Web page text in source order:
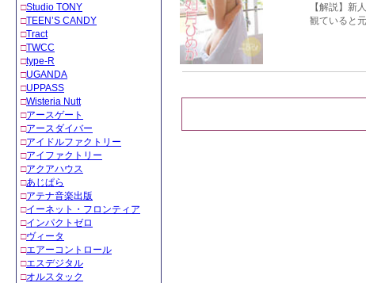
□Studio TONY
□TEEN’S CANDY
□Tract
□TWCC
□type-R
□UGANDA
□UPPASS
□Wisteria Nutt
□アースゲート
□アースダイバー
□アイドルファクトリー
□アイファクトリー
□アクアハウス
□あじぱら
□アテナ音楽出版
□イーネット・フロンティア
□インパクトゼロ
□ヴィータ
□エアーコントロール
□エスデジタル
□オルスタック
【解説】新
観ていると